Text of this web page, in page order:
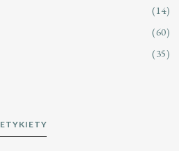
(14)
(60)
(35)
ETYKIETY